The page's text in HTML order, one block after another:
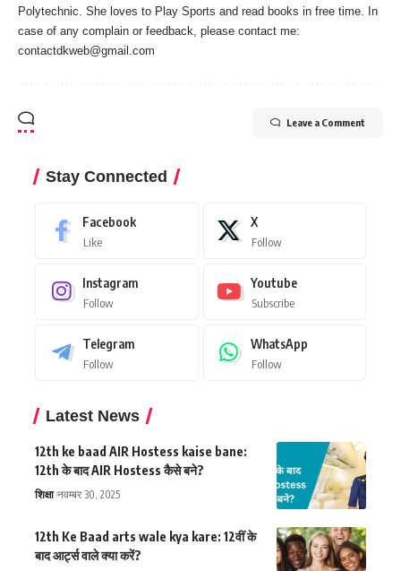
Polytechnic. She loves to Play Sports and read books in free time. In
case of any complain or feedback, please contact me:
contactdkweb@gmail.com
Leave a Comment
Stay Connected
Facebook
Like
X
Follow
Instagram
Follow
Youtube
Subscribe
Telegram
Follow
WhatsApp
Follow
Latest News
12th ke baad AIR Hostess kaise bane:
12th के बाद AIR Hostess कैसे बने?
शिक्षा नवम्बर 30, 2025
12th Ke Baad arts wale kya kare: 12वीं के
बाद आर्ट्स वाले क्या करें?